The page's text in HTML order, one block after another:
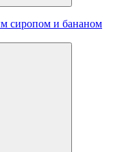
сиропом и бананом